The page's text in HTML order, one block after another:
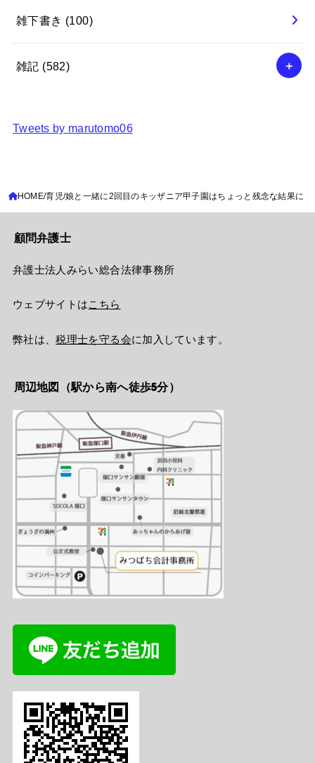
雑下書き (100)
雑記 (582)
Tweets by marutomo06
HOME 育児 娘と一緒に2回目のキッザニア甲子園はちょっと残念な結果に
顧問弁護士
弁護士法人みらい総合法律事務所
ウェブサイトはこちら
弊社は、税理士を守る会に加入しています。
周辺地図（駅から南へ徒歩5分）